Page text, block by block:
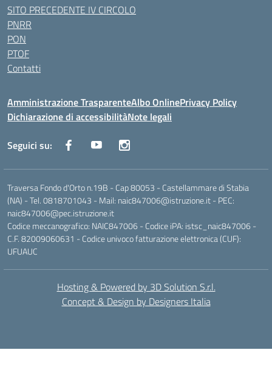
SITO PRECEDENTE IV CIRCOLO
PNRR
PON
PTOF
Contatti
Amministrazione TrasparenteAlbo OnlinePrivacy Policy
Dichiarazione di accessibilitàNote legali
Seguici su:
Traversa Fondo d'Orto n.19B - Cap 80053 - Castellammare di Stabia
(NA) - Tel. 0818701043 - Mail: naic847006@istruzione.it - PEC:
naic847006@pec.istruzione.it
Codice meccanografico: NAIC847006 - Codice iPA: istsc_naic847006 -
C.F. 82009060631 - Codice univoco fatturazione elettronica (CUF):
UFUAUC
Hosting & Powered by 3D Solution S.r.l.
Concept & Design by Designers Italia